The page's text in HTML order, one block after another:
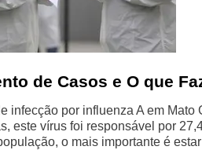
de Casos e O que
infecção por influenza A em
este vírus foi responsável por
o mais importante é